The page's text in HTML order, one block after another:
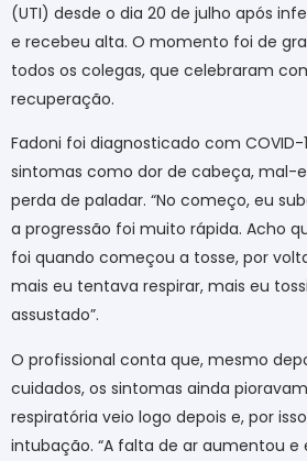
(UTI) desde o dia 20 de julho após
e recebeu alta. O momento foi de
todos os colegas, que celebraram
recuperação.
Fadoni foi diagnosticado com COVID-
sintomas como dor de cabeça, mal-
perda de paladar. “No começo, eu
a progressão foi muito rápida. Acho
foi quando começou a tosse, por
mais eu tentava respirar, mais eu
assustado”.
O profissional conta que, mesmo
cuidados, os sintomas ainda
respiratória veio logo depois e, por
intubação. “A falta de ar aumentou e